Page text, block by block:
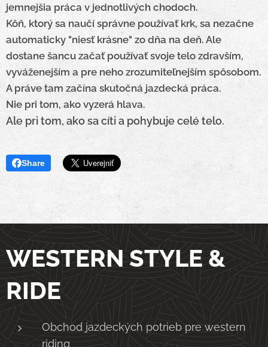
jemnejšia práca v jednotlivých chodoch.
Kôň, ktorý sa naučí správne používať krk, sa nezačne
automaticky "niesť krásne" zo dňa na deň. Ale
dostane šancu začať používať svoje telo zdravším,
vyváženejším a pre neho zrozumiteľnejším spôsobom.
A práve tam začína skutočná jazdecká práca.
Nie pri tom, ako vyzerá hlava.
Ale pri tom, ako sa cíti a pohybuje celé telo.
Share
WESTERN STYLE &
RIDE
Obchod jazdeckých potrieb pre western
riding